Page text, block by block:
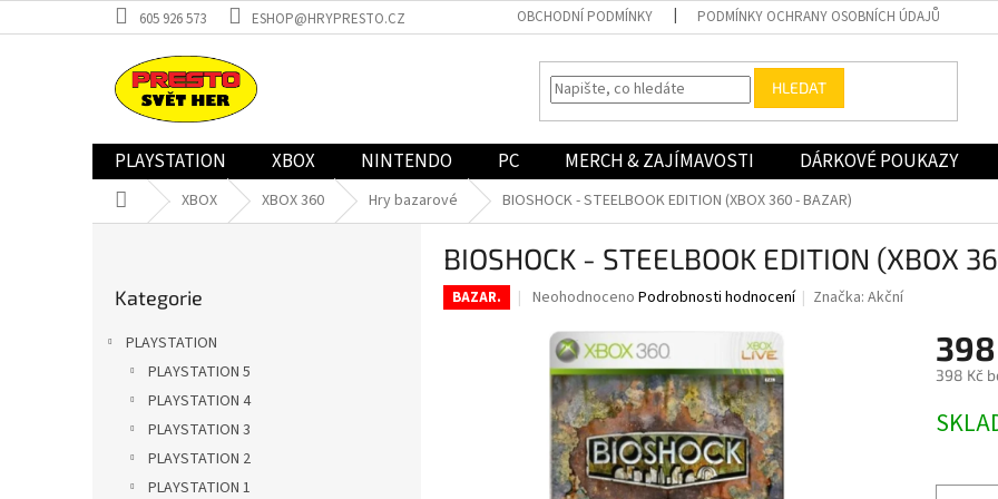
na
605 926 573 ESHOP@HRYPRESTO.CZ OBCHODNÍ PODMÍNKY PODMÍNKY OCHRANY OSOBNÍCH ÚDAJŮ
HLEDAT
PLAYSTATION XBOX NINTENDO PC MERCH & ZAJÍMAVOSTI DÁRKOVÉ POUKAZY
Domů XBOX XBOX 360 Hry bazarové BIOSHOCK - STEELBOOK EDITION (XBOX 360 - BAZAR)
kategorie
Kategorie
PLAYSTATION
PLAYSTATION 5
PLAYSTATION 4
PLAYSTATION 3
PLAYSTATION 2
PLAYSTATION 1
BIOSHOCK - STEELBOOK EDITION (XBOX
BAZAR.
Průměrné
produktu
0,0
hvězdiček.
Neohodnoceno Podrobnosti hodnocení Značka:Akční
398 Kč
cena: